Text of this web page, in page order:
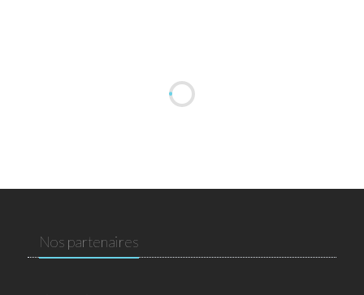
Nos partenaires